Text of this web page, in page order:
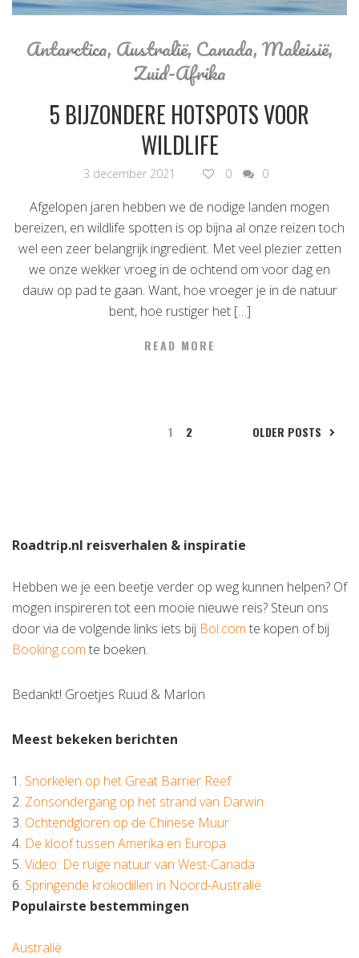
Antarctica, Australië, Canada,Maleisië,
Zuid-Afrika
5 BIJZONDERE HOTSPOTS VOOR
WILDLIFE
3 december 2021 0 0
Afgelopen jaren hebben we de nodige landen mogen
bereizen, en wildlife spotten is op bijna al onze reizen toch
wel een zeer belangrijk ingrediënt. Met veel plezier zetten
we onze wekker vroeg in de ochtend om voor dag en
dauw op pad te gaan. Want, hoe vroeger je in de natuur
bent, hoe rustiger het […]
READ MORE
1 2 OLDER POSTS
Roadtrip.nl reisverhalen & inspiratie
Hebben we je een beetje verder op weg kunnen helpen? Of
mogen inspireren tot een mooie nieuwe reis? Steun ons
door via de volgende links iets bij Bol.com te kopen of bij
Booking.com te boeken.
Bedankt! Groetjes Ruud & Marlon
Meest bekeken berichten
1. Snorkelen op het Great Barrier Reef
2. Zonsondergang op het strand van Darwin
3. Ochtendgloren op de Chinese Muur
4. De kloof tussen Amerika en Europa
5. Video: De ruige natuur van West-Canada
6. Springende krokodillen in Noord-Australië
Populairste bestemmingen
Australië